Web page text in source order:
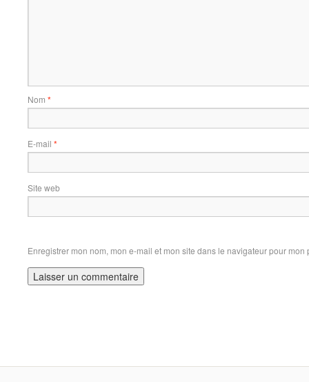
Nom *
E-mail *
Site web
Enregistrer mon nom, mon e-mail et mon site dans le navigateur pour